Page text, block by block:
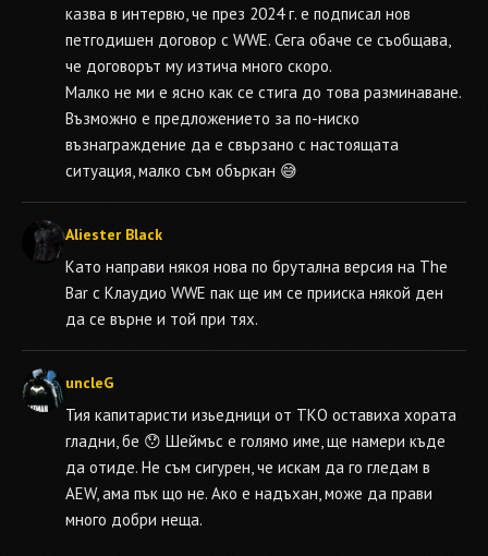
казва в интервю, че през 2024 г. е подписал нов
петгодишен договор с WWE. Сега обаче се съобщава,
че договорът му изтича много скоро.
Малко не ми е ясно как се стига до това разминаване.
Възможно е предложението за по-ниско
възнаграждение да е свързано с настоящата
ситуация, малко съм объркан 😅
Aliester Black
Като направи някоя нова по брутална версия на The
Bar с Клаудио WWE пак ще им се прииска някой ден
да се върне и той при тях.
uncleG
Тия капитаристи изьедници от ТКО оставиха хората
гладни, бе 😯 Шеймъс е голямо име, ще намери къде
да отиде. Не съм сигурен, че искам да го гледам в
AEW, ама пък що не. Ако е надъхан, може да прави
много добри неща.